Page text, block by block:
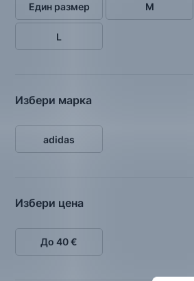
Един размер M
L
Избери марка
adidas
Избери цена
До 40 €